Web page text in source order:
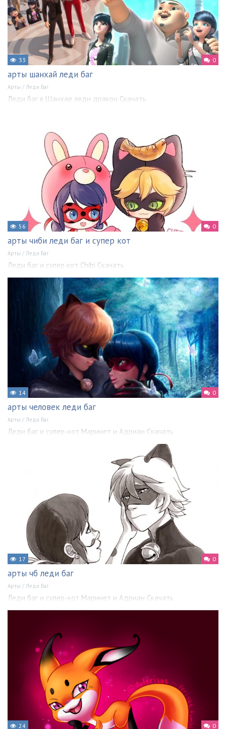
33 0
арты шанхай леди баг
Арты / Леди Баг
Леди баг в Шанхае леди дракон Скачать
56 0
арты чиби леди баг и супер кот
Арты / Леди Баг
Леди баг и супер кот Chibi Скачать
14 0
арты человек леди баг
Арты / Леди Баг
Леди баг и супер-кот Маринет и Адриан Скачать
17 0
арты чб леди баг
Арты / Леди Баг
Леди баг и супер-кот Маринет и Адриан Скачать
24 0